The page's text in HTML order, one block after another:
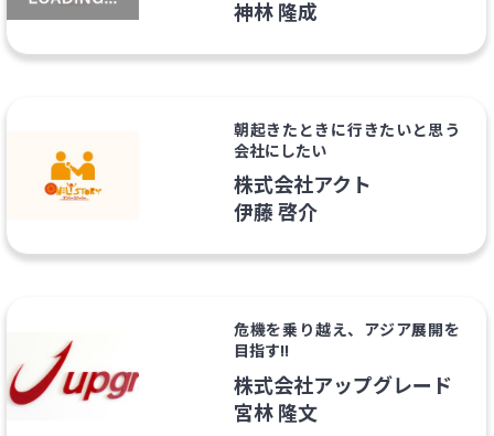
神林 隆成
朝起きたときに行きたいと思う
会社にしたい
株式会社アクト
伊藤 啓介
危機を乗り越え、アジア展開を
目指す!!
株式会社アップグレード
宮林 隆文